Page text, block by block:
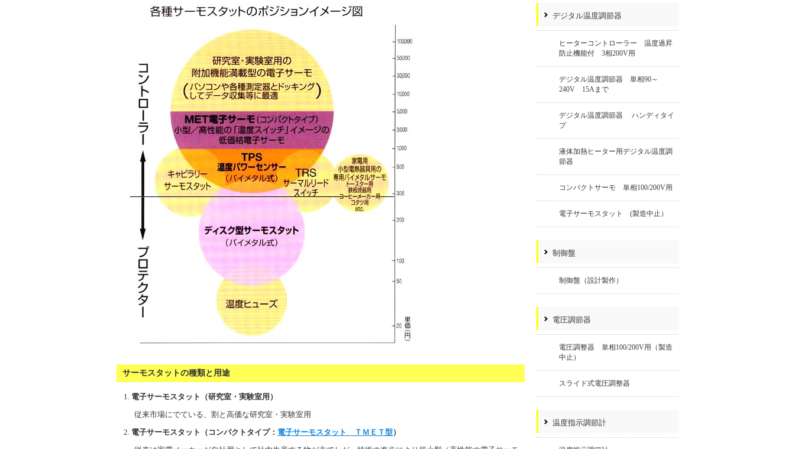
サーモスタットの種類と用途
電子サーモスタット（研究室・実験室用）
従来市場にでている、割と高価な研究室・実験室用
電子サーモスタット（コンパクトタイプ： 電子サーモスタット ＴＭＥＴ型 ）
デジタル温度調節器
ヒーターコントローラー 温度過昇
防止機能付 3相200V用
デジタル温度調節器 単相90～
240V 15Aまで
デジタル温度調節器 ハンディタイ
プ
液体加熱ヒーター用デジタル温度調
節器
コンパクトサーモ 単相100/200V用
電子サーモスタット (製造中止）
制御盤
制御盤（設計製作）
電圧調節器
電圧調整器 単相100/200V用（製造
中止）
スライド式電圧調整器
温度指示調節計